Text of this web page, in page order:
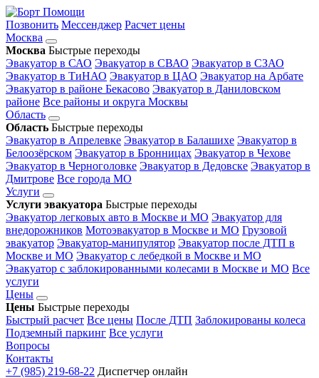
Позвонить Мессенджер Расчет цены
Москва
Москва Быстрые переходы
Эвакуатор в САО Эвакуатор в СВАО Эвакуатор в СЗАО
Эвакуатор в ТиНАО Эвакуатор в ЦАО Эвакуатор на Арбате
Эвакуатор в районе Бекасово Эвакуатор в Даниловском
районе Все районы и округа Москвы
Область
Область Быстрые переходы
Эвакуатор в Апрелевке Эвакуатор в Балашихе Эвакуатор в
Белоозёрском Эвакуатор в Бронницах Эвакуатор в Чехове
Эвакуатор в Черноголовке Эвакуатор в Дедовске Эвакуатор в
Дмитрове Все города МО
Услуги
Услуги эвакуатора Быстрые переходы
Эвакуатор легковых авто в Москве и МО Эвакуатор для
внедорожников Мотоэвакуатор в Москве и МО Грузовой
эвакуатор Эвакуатор-манипулятор Эвакуатор после ДТП в
Москве и МО Эвакуатор с лебедкой в Москве и МО
Эвакуатор с заблокированными колесами в Москве и МО Все
услуги
Цены
Цены Быстрые переходы
Быстрый расчет Все цены После ДТП Заблокированы колеса
Подземный паркинг Все услуги
Вопросы
Контакты
+7 (985) 219-68-22 Диспетчер онлайн